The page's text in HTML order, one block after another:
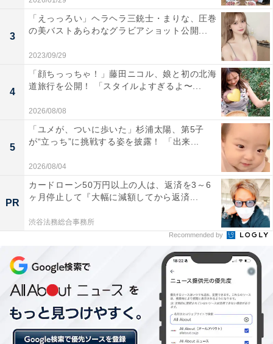
3
「えっっろい」ヘラヘラ三銃士・まりな、圧巻
の美バストあらわなグラビアショット公開...
2023/09/29
4
「顔ちっっちゃ！」藤田ニコル、娘と初の北海
道旅行を公開！ 「スタイルよすぎるよ〜...
2026/08/08
5
「ユメが、ついに歩いた」杉浦太陽、第5子
が“立っち”に挑戦する姿を披露！ 「出来...
2026/08/04
PR
カードローン50万円以上の人は、返済を3～6
ヶ月停止して『大幅に減額してから返済...
渋谷法務総合事務所
Recommended by